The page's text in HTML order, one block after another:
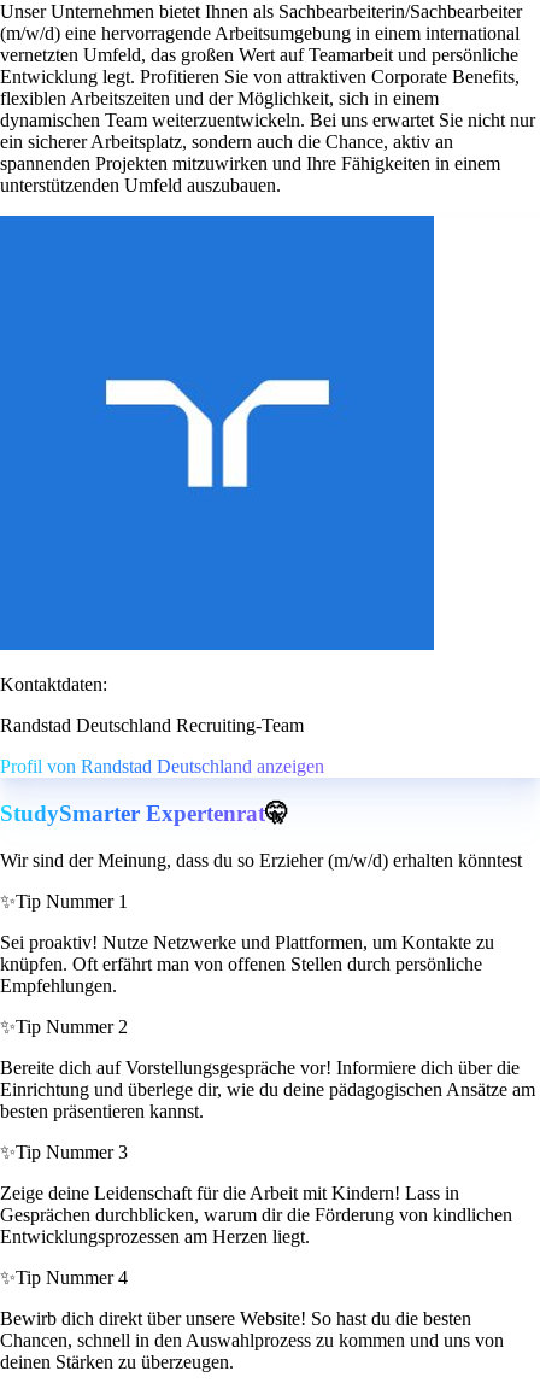
Unser Unternehmen bietet Ihnen als Sachbearbeiterin/Sachbearbeiter
(m/w/d) eine hervorragende Arbeitsumgebung in einem international
vernetzten Umfeld, das großen Wert auf Teamarbeit und persönliche
Entwicklung legt. Profitieren Sie von attraktiven Corporate Benefits,
flexiblen Arbeitszeiten und der Möglichkeit, sich in einem
dynamischen Team weiterzuentwickeln. Bei uns erwartet Sie nicht nur
ein sicherer Arbeitsplatz, sondern auch die Chance, aktiv an
spannenden Projekten mitzuwirken und Ihre Fähigkeiten in einem
unterstützenden Umfeld auszubauen.
Kontaktdaten:
Randstad Deutschland Recruiting-Team
Profil von Randstad Deutschland anzeigen
StudySmarter Expertenrat🤫
Wir sind der Meinung, dass du so Erzieher (m/w/d) erhalten könntest
✨Tip Nummer 1
Sei proaktiv! Nutze Netzwerke und Plattformen, um Kontakte zu
knüpfen. Oft erfährt man von offenen Stellen durch persönliche
Empfehlungen.
✨Tip Nummer 2
Bereite dich auf Vorstellungsgespräche vor! Informiere dich über die
Einrichtung und überlege dir, wie du deine pädagogischen Ansätze am
besten präsentieren kannst.
✨Tip Nummer 3
Zeige deine Leidenschaft für die Arbeit mit Kindern! Lass in
Gesprächen durchblicken, warum dir die Förderung von kindlichen
Entwicklungsprozessen am Herzen liegt.
✨Tip Nummer 4
Bewirb dich direkt über unsere Website! So hast du die besten
Chancen, schnell in den Auswahlprozess zu kommen und uns von
deinen Stärken zu überzeugen.